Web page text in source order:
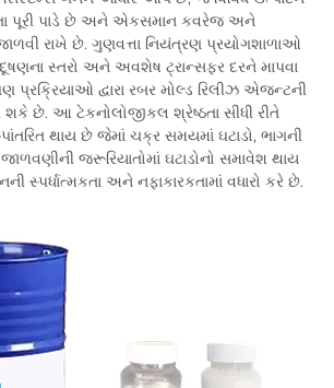
પૂરી પાડે છે અને એકસમાન કવરેજ અને
જાળવી રાખે છે. ગુણવત્તા નિયંત્રણ પ્રયોગશાળાઓ
સ્તરો અને અવશેષ ટ્રાન્સફર દરને માપવા
પ્રક્રિયાઓ દ્વારા રબર મોલ્ડ રિલીઝ એજન્ટની
છે. આ ટેકનોલોજીકલ શ્રેષ્ઠતા સીધી રીતે
થાય છે જેમાં ચક્ર સમયમાં ઘટાડો, ભાગની
જરૂરિયાતોમાં ઘટાડોનો સમાવેશ થાય
સ્પર્ધાત્મકતા અને નફાકારકતામાં વધારો કરે છે.